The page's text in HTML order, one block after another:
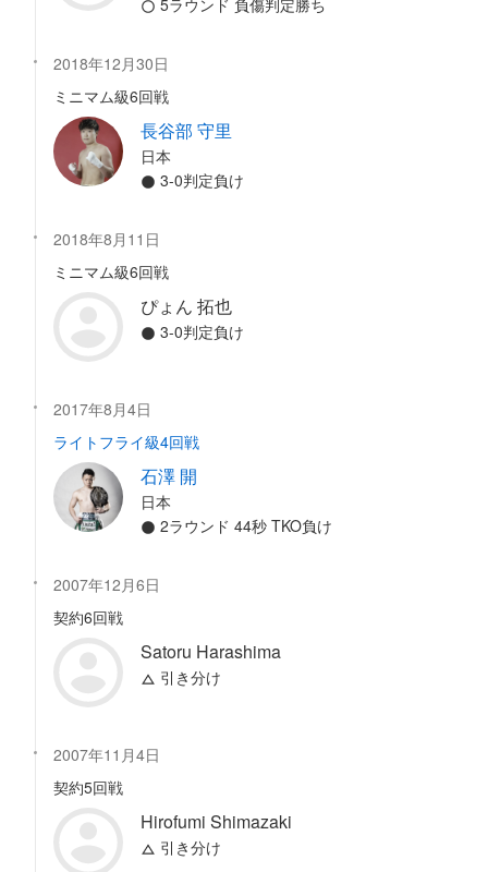
5ラウンド 負傷判定勝ち
2018年12月30日
ミニマム級6回戦
長谷部 守里
日本
3-0判定負け
2018年8月11日
ミニマム級6回戦
ぴょん 拓也
3-0判定負け
2017年8月4日
ライトフライ級4回戦
石澤 開
日本
2ラウンド 44秒 TKO負け
2007年12月6日
契約6回戦
Satoru Harashima
引き分け
2007年11月4日
契約5回戦
Hirofumi Shimazaki
引き分け